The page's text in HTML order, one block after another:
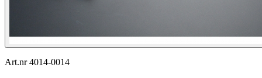
Art.nr 4014-0014